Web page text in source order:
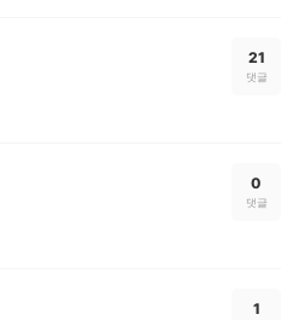
21
댓글
0
댓글
1